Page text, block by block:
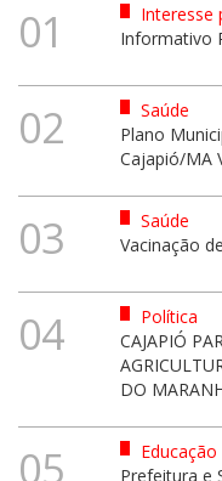
01
Interesse
Informativo
02
Saúde
Plano
Cajapió/MA
03
Saúde
Vacinação
04
Política
CAJAPIÓ
DO
05
Educação
Prefeitura e